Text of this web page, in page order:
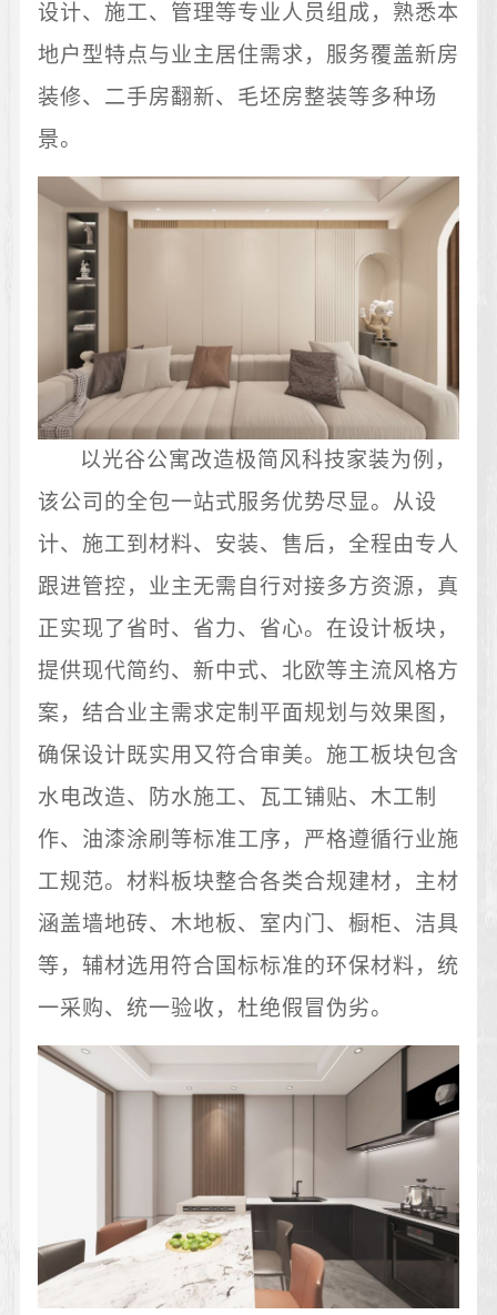
设计、施工、管理等专业人员组成，熟悉本
地户型特点与业主居住需求，服务覆盖新房
装修、二手房翻新、毛坯房整装等多种场
景。
以光谷公寓改造极简风科技家装为例，
该公司的全包一站式服务优势尽显。从设
计、施工到材料、安装、售后，全程由专人
跟进管控，业主无需自行对接多方资源，真
正实现了省时、省力、省心。在设计板块，
提供现代简约、新中式、北欧等主流风格方
案，结合业主需求定制平面规划与效果图，
确保设计既实用又符合审美。施工板块包含
水电改造、防水施工、瓦工铺贴、木工制
作、油漆涂刷等标准工序，严格遵循行业施
工规范。材料板块整合各类合规建材，主材
涵盖墙地砖、木地板、室内门、橱柜、洁具
等，辅材选用符合国标标准的环保材料，统
一采购、统一验收，杜绝假冒伪劣。